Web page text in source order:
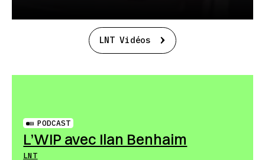
LNT Vidéos
PODCAST
L’WIP avec Ilan Benhaim
LNT